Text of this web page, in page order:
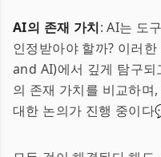
AI의 존재 가치: AI는 도
인정받아야 할까? 이러
and AI)에서 깊게 탐구
의 존재 가치를 비교하
대한 논의가 진행 중이